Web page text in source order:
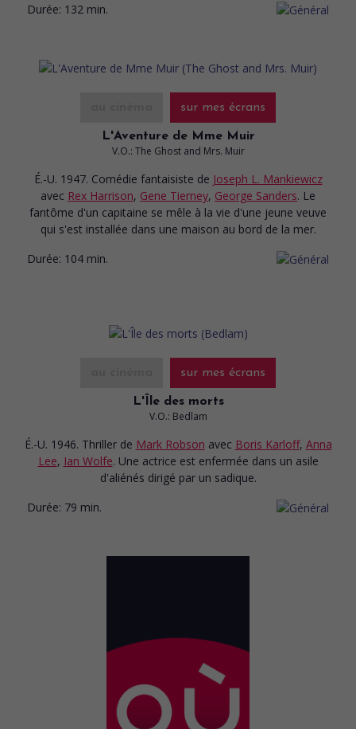
Durée: 132 min.
sur mes écrans
L'Aventure de Mme Muir
V.O.: The Ghost and Mrs. Muir
É.-U. 1947. Comédie fantaisiste de Joseph L. Mankiewicz
avec Rex Harrison, Gene Tierney, George Sanders. Le
fantôme d'un capitaine se mêle à la vie d'une jeune veuve
qui s'est installée dans une maison au bord de la mer.
Durée: 104 min.
sur mes écrans
L'Île des morts
V.O.: Bedlam
É.-U. 1946. Thriller de Mark Robson avec Boris Karloff, Anna
Lee, Ian Wolfe. Une actrice est enfermée dans un asile
d'aliénés dirigé par un sadique.
Durée: 79 min.